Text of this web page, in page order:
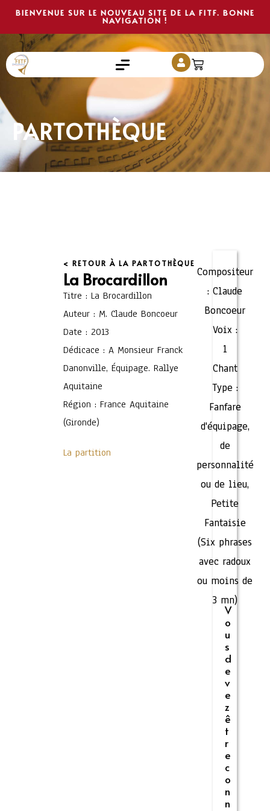
BIENVENUE SUR LE NOUVEAU SITE DE LA FITF. BONNE
NAVIGATION !
PARTOTHÈQUE
< RETOUR À LA PARTOTHÈQUE
La Brocardillon
Titre : La Brocardillon
Auteur : M. Claude Boncoeur
Date : 2013
Dédicace : A Monsieur Franck
Danonville, Équipage. Rallye
Aquitaine
Région : France Aquitaine
(Gironde)
La partition
Compositeur
: Claude
Boncoeur
Voix :
1
Chant
Type :
Fanfare
d'équipage,
de
personnalité
ou de lieu,
Petite
Fantaisie
(Six phrases
avec radoux
ou moins de
3 mn)
V
o
u
s
d
e
v
e
z
ê
t
r
e
c
o
n
n